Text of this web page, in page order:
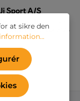
alle
at sikre den